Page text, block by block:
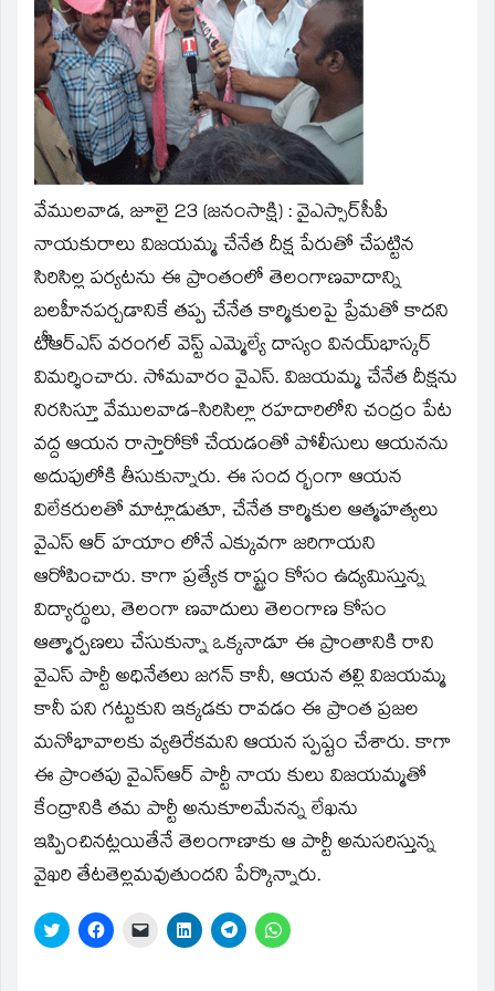
new
window)
వేములవాడ, జూలై 23 (జనంసాక్షి) : వైఎస్సార్‌సీపీ
నాయకురాలు విజయమ్మ చేనేత దీక్ష పేరుతో చేపట్టిన
సిరిసిల్ల పర్యటను ఈ ప్రాంతంలో తెలంగాణవాదాన్ని
బలహీనపర్చడానికే తప్ప చేనేత కార్మికులపై ప్రేమతో కాదని
టీిఆర్‌ఎస్‌ వరంగల్‌ వెస్ట్‌ ఎమ్మెల్యే దాస్యం వినయ్‌భాస్కర్‌
విమర్శించారు. సోమవారం వైఎస్‌. విజయమ్మ చేనేత దీక్షను
నిరసిస్తూ వేములవాడ-సిరిసిల్లా రహదారిలోని చంద్రం పేట
వద్ద ఆయన రాస్తారోకో చేయడంతో పోలీసులు ఆయనను
అదుపులోకి తీసుకున్నారు. ఈ సంద ర్భంగా ఆయన
విలేకరులతో మాట్లాడుతూ, చేనేత కార్మికుల ఆత్మహత్యలు
వైఎస్‌ ఆర్‌ హయాం లోనే ఎక్కువగా జరిగాయని
ఆరోపించారు. కాగా ప్రత్యేక రాష్ట్రం కోసం ఉద్యమిస్తున్న
విద్యార్థులు, తెలంగా ణవాదులు తెలంగాణ కోసం
ఆత్మార్పణలు చేసుకున్నా ఒక్కనాడూ ఈ ప్రాంతానికి రాని
వైఎస్‌ పార్టీ అధినేతలు జగన్‌ కానీ, ఆయన తల్లి విజయమ్మ
కానీ పని గట్టుకుని ఇక్కడకు రావడం ఈ ప్రాంత ప్రజల
మనోభావాలకు వ్యతిరేకమని ఆయన స్పష్టం చేశారు. కాగా
ఈ ప్రాంతపు వైఎస్‌ఆర్‌ పార్టీ నాయ కులు విజయమ్మతో
కేంద్రానికి తమ పార్టీ అనుకూలమేనన్న లేఖను
ఇప్పించినట్లయితేనే తెలంగాణాకు ఆ పార్టీ అనుసరిస్తున్న
వైఖరి తేటతెల్లమవుతుందని పేర్కొన్నారు.
Click
to
Click
to
Click Click
to
Click
to
Click
to